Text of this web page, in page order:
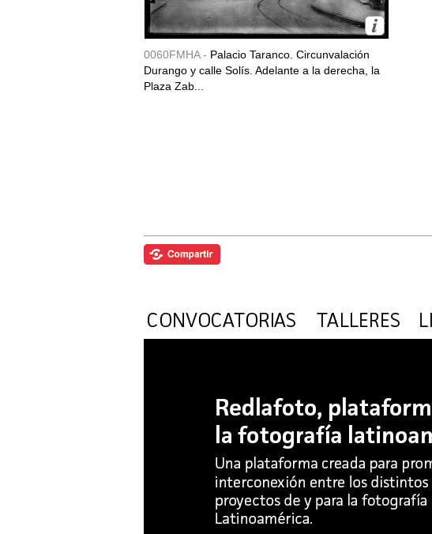
0060FMHA - Palacio Taranco. Circunvalación
Durango y calle Solís. Adelante a la derecha, la
Plaza Zab...